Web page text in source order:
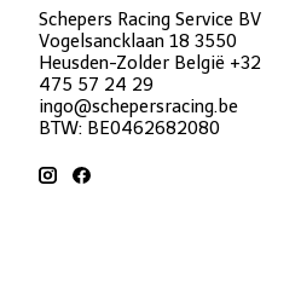
Schepers Racing Service BV
Vogelsancklaan 18 3550
Heusden-Zolder België +32
475 57 24 29
ingo@schepersracing.be
BTW: BE0462682080